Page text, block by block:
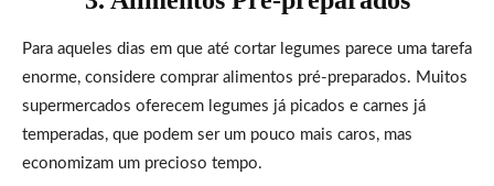
Para aqueles dias em que até cortar legumes parece uma tarefa
enorme, considere comprar alimentos pré-preparados. Muitos
supermercados oferecem legumes já picados e carnes já
temperadas, que podem ser um pouco mais caros, mas
economizam um precioso tempo.